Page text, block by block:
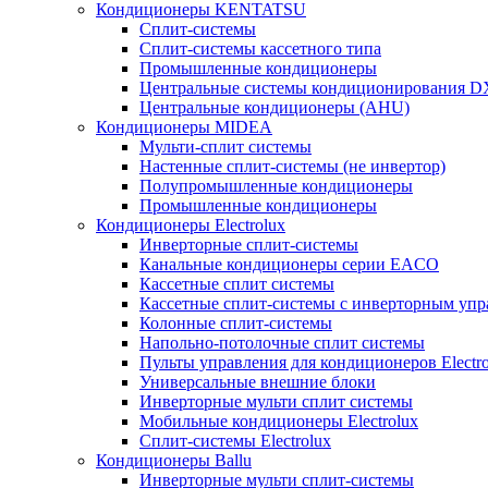
Кондиционеры KENTATSU
Сплит-системы
Сплит-системы кассетного типа
Промышленные кондиционеры
Центральные системы кондиционирования
Центральные кондиционеры (AHU)
Кондиционеры MIDEA
Мульти-сплит системы
Настенные сплит-системы (не инвертор)
Полупромышленные кондиционеры
Промышленные кондиционеры
Кондиционеры Electrolux
Инверторные сплит-системы
Канальные кондиционеры серии EACO
Кассетные сплит системы
Кассетные сплит-системы с инверторным
Колонные сплит-системы
Напольно-потолочные сплит системы
Пульты управления для кондиционеров
Универсальные внешние блоки
Инверторные мульти сплит системы
Мобильные кондиционеры Electrolux
Сплит-системы Electrolux
Кондиционеры Ballu
Инверторные мульти сплит-системы